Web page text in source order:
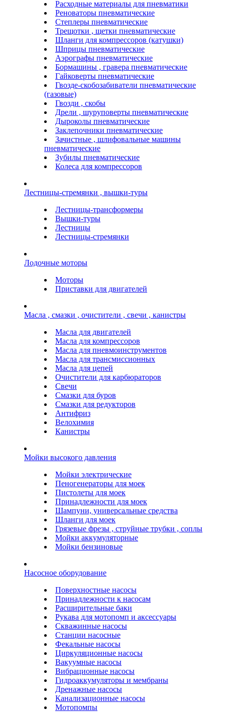
Расходные материалы для пневматики
Реноваторы пневматические
Степлеры пневматические
Трещотки , щетки пневматические
Шланги для компрессоров (катушки)
Шприцы пневматические
Аэрографы пневматические
Бормашины , гравера пневматические
Гайковерты пневматические
Гвозде-скобозабиватели пневматические
(газовые)
Гвозди , скобы
Дрели , шуруповерты пневматические
Дыроколы пневматические
Заклепочники пневматические
Зачистные , шлифовальные машины
пневматические
Зубилы пневматические
Колеса для компрессоров
Лестницы-стремянки , вышки-туры
Лестницы-трансформеры
Вышки-туры
Лестницы
Лестницы-стремянки
Лодочные моторы
Моторы
Приставки для двигателей
Масла , смазки , очистители , свечи , канистры
Масла для двигателей
Масла для компрессоров
Масла для пневмоинструментов
Масла для трансмиссионных
Масла для цепей
Очистители для карбюраторов
Свечи
Смазки для буров
Смазки для редукторов
Антифриз
Велохимия
Канистры
Мойки высокого давления
Мойки электрические
Пеногенераторы для моек
Пистолеты для моек
Принадлежности для моек
Шампуни, универсальные средства
Шланги для моек
Грязевые фрезы , струйные трубки , соплы
Мойки аккумуляторные
Мойки бензиновые
Насосное оборудование
Поверхностные насосы
Принадлежности к насосам
Расширительные баки
Рукава для мотопомп и аксессуары
Скважинные насосы
Станции насосные
Фекальные насосы
Циркуляционные насосы
Вакуумные насосы
Вибрационные насосы
Гидроаккумуляторы и мембраны
Дренажные насосы
Канализационные насосы
Мотопомпы